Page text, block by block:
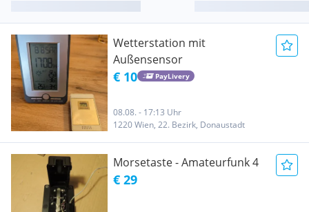
Wetterstation mit
Außensensor
€ 10 PayLivery
08.08. - 17:13 Uhr
1220 Wien, 22. Bezirk, Donaustadt
Morsetaste - Amateurfunk 4
€ 29